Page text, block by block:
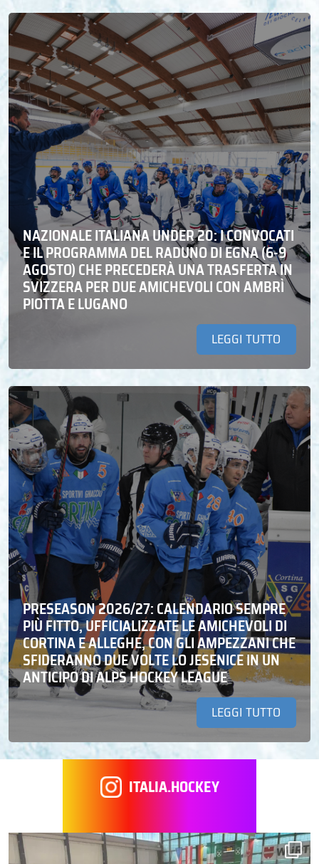
NAZIONALE ITALIANA UNDER 20: I CONVOCATI
E IL PROGRAMMA DEL RADUNO DI EGNA (6-9
AGOSTO) CHE PRECEDERÀ UNA TRASFERTA IN
SVIZZERA PER DUE AMICHEVOLI CON AMBRÌ
PIOTTA E LUGANO
LEGGI TUTTO
PRESEASON 2026/27: CALENDARIO SEMPRE
PIÙ FITTO, UFFICIALIZZATE LE AMICHEVOLI DI
CORTINA E ALLEGHE, CON GLI AMPEZZANI CHE
SFIDERANNO DUE VOLTE LO JESENICE IN UN
ANTICIPO DI ALPS HOCKEY LEAGUE
LEGGI TUTTO
ITALIA.HOCKEY